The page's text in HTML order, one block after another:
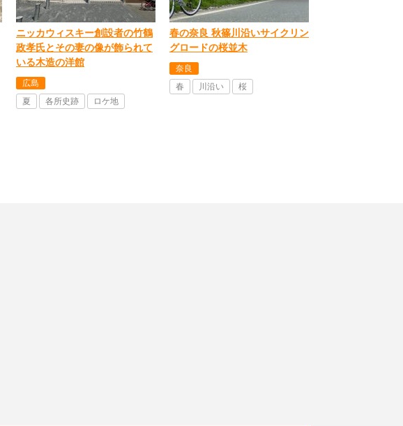
ニッカウィスキー創設者の竹鶴
政孝氏とその妻の像が飾られて
いる木造の洋館
広島
夏
各所史跡 ロケ地
春の奈良 秋篠川沿いサイクリン
グロードの桜並木
奈良
春
川沿い 桜